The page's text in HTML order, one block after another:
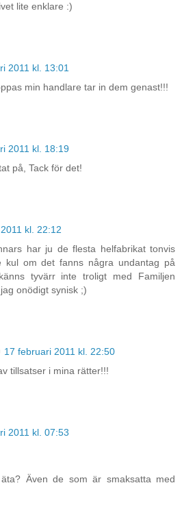
lite enklare :)
2011 kl. 13:01
min handlare tar in dem genast!!!
2011 kl. 18:19
på, Tack för det!
kl. 22:12
har ju de flesta helfabrikat tonvis
kul om det fanns några undantag på
tyvärr inte troligt med Familjen
onödigt synisk ;)
17 februari 2011 kl. 22:50
tillsatser i mina rätter!!!
2011 kl. 07:53
Även de som är smaksatta med